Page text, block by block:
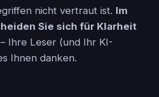
nicht vertraut ist. Im
Sie sich für Klarheit
– Ihre Leser (und Ihr KI-
Ihnen danken.